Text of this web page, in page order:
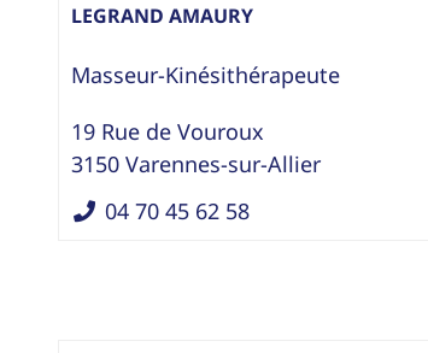
LEGRAND AMAURY
Masseur-Kinésithérapeute
19 Rue de Vouroux
3150 Varennes-sur-Allier
04 70 45 62 58